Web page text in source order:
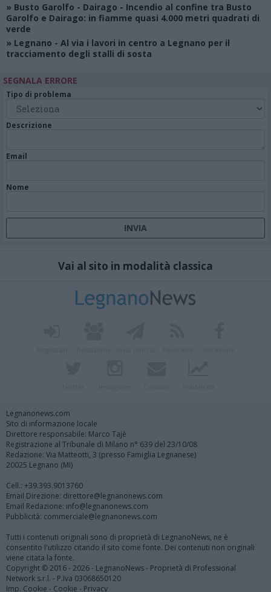
» Busto Garolfo - Dairago - Incendio al confine tra Busto
Garolfo e Dairago: in fiamme quasi 4.000 metri quadrati di
verde
» Legnano - Al via i lavori in centro a Legnano per il
tracciamento degli stalli di sosta
SEGNALA ERRORE
Tipo di problema
Descrizione
Email
Nome
Vai al sito in modalità classica
Legnanonews.com
Sito di informazione locale
Direttore responsabile: Marco Tajè
Registrazione al Tribunale di Milano n° 639 del 23/10/08
Redazione: Via Matteotti, 3 (presso Famiglia Legnanese)
20025 Legnano (MI)
Cell.: +39.393.9013760
Email Direzione: direttore@legnanonews.com
Email Redazione: info@legnanonews.com
Pubblicità: commerciale@legnanonews.com
Tutti i contenuti originali sono di proprietà di LegnanoNews, ne è
consentito l'utilizzo citando il sito come fonte. Dei contenuti non originali
viene citata la fonte.
Copyright © 2016 - 2026 - LegnanoNews - Proprietà di Professional
Network s.r.l. - P.Iva 03068650120
Imp. Cookie - Cookie - Privacy